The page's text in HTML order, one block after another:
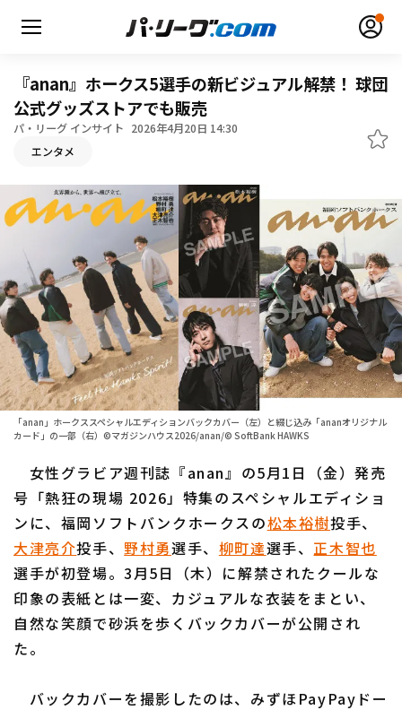
無料アカウント登録
HOME
日程・結果
順位表･成績
1軍公式戦
ファーム東地区
ファーム中地区
ファーム西地区
交流戦
選手名鑑
選手名鑑トップ
北海道日本ハムファイターズ
東北楽天ゴールデンイーグルス
埼玉西武ライオンズ
千葉ロッテマリーンズ
オリックス・バファローズ
ニュース
設定
『anan』ホークス5選手の新ビジュアル解禁！ 球団
公式グッズストアでも販売
パ・リーグ インサイト 2026年4月20日 14:30
エンタメ
「anan」ホークススペシャルエディションバックカバー（左）と綴じ込み「ananオリジナル
カード」の一部（右）©マガジンハウス2026/anan/© SoftBank HAWKS
女性グラビア週刊誌『anan』の5月1日（金）発売
号「熱狂の現場 2026」特集のスペシャルエディショ
ンに、福岡ソフトバンクホークスの松本裕樹投手、
大津亮介投手、野村勇選手、 柳町達選手、 正木智也
選手が初登場。3月5日（木）に解禁されたクールな
印象の表紙とは一変、カジュアルな衣装をまとい、
自然な笑顔で砂浜を歩くバックカバーが公開され
た。
バックカバーを撮影したのは、みずほPayPayドー